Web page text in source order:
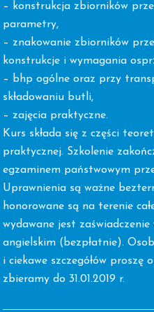
– konstrukcja zbiorników
parametry,
– znakowanie zbiorników
konstrukcje i wymagania
– bhp ogólne oraz przy
składowaniu butli,
– zajęcia praktyczne.
Kurs składa się z części
praktycznej. Szkolenie
egzaminem państwowym
Uprawnienia są ważne
honorowane są na terenie
wydawane jest zaświadczenie
angielskim (bezpłatnie).
i ciekawe szczegółów proszę
zbieramy do 31.01.2019 r.